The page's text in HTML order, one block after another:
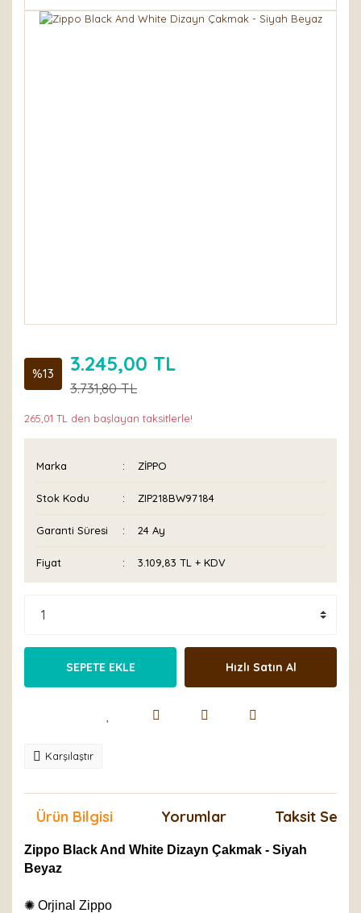
%13 3.245,00 TL
3.731,80 TL
265,01 TL den başlayan taksitlerle!
Marka ZİPPO
Stok Kodu ZIP218BW97184
Garanti Süresi 24 Ay
Fiyat 3.109,83 TL + KDV
SEPETE EKLE Hızlı Satın Al
Karşılaştır
Ürün Bilgisi Yorumlar Taksit
Zippo Black And White Dizayn Çakmak - Siyah
Beyaz
✺ Orjinal Zippo